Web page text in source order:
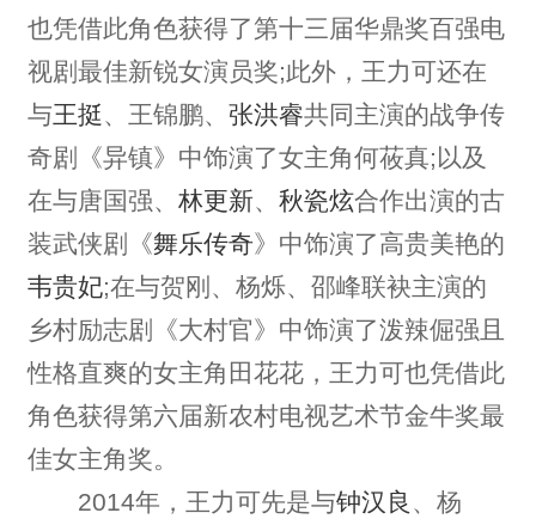
也凭借此角色获得了第十三届华鼎奖百强电
视剧最佳新锐女演员奖;此外，王力可还在
与王挺 、王锦鹏、 张洪睿共同主演的战争传
奇剧《异镇》中饰演了女主角何莜真;以及
在与唐国强、 林更新 秋瓷炫合作出演的古
装武侠剧《舞乐传奇》中饰演了高贵美艳的
韦贵妃;在与贺刚、杨烁、邵峰联袂主演的
乡村励志剧《大村官》中饰演了泼辣倔强且
性格直爽的女主角田花花，王力可也凭借此
角色获得第六届新农村电视艺术节金牛奖最
佳女主角奖。
2014年，王力可先是与钟汉良 、杨